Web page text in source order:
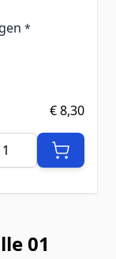
*
€ 8,30
01